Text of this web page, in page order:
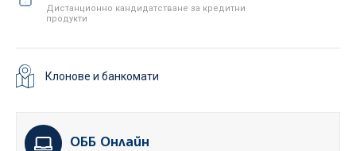
Дистанционно кандидатстване за кредитни
продукти
Клонове и банкомати
ОББ Онлайн